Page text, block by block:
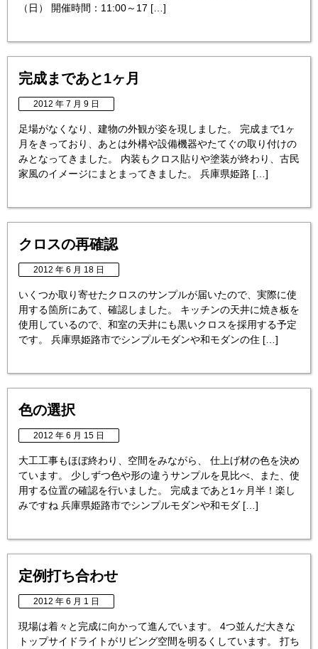
（日） 開催時間：11:00～17 […]
完成まであと1ヶ月
2012 年 7 月 9 日
足場がなくなり、建物の外観が姿を現しました。 完成まで1ヶ
月をきっており、あとは外構や設備機器やたてぐの取り付けの
みとなってきました。 内装もクロス貼りや塗装が終わり、古民
家風のイメージにまとまってきました。 兵庫県姫路 […]
クロスの再確認
2012 年 6 月 18 日
いくつか取り寄せたクロスのサンプルが届いたので、実際に使
用する箇所にあて、確認しました。 キッチンの天井に焼き板を
使用しているので、和室の天井にも黒いクロスを採用する予定
です。 兵庫県姫路市でシンプルモダンや和モダンの住 […]
色の選択
2012 年 6 月 15 日
大工工事もほぼ終わり、空間をみながら、 仕上げ材の色を決め
ています。 少しずつ色や形の違うサンプルを見比べ、また、使
用する位置の確認を行いました。 完成まであと1ヶ月半！楽し
みですね 兵庫県姫路市でシンプルモダンや和モダ […]
定例打ち合わせ
2012 年 6 月 1 日
現場は着々と完成に向かって進んでいます。 4つ並んだ大きな
トップサイドライトがリビング空間を明るくしています。 打ち